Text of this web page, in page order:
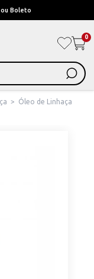
ou Boleto
0
>
Óleo de Linhaça